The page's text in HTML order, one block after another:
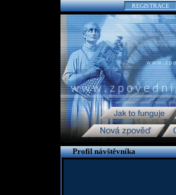
REGISTRACE
Profil návštěvníka